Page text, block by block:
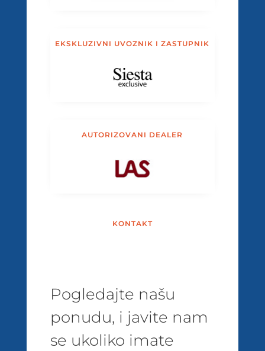
EKSKLUZIVNI UVOZNIK I ZASTUPNIK
AUTORIZOVANI DEALER
KONTAKT
Pogledajte našu
ponudu, i javite nam
se ukoliko imate